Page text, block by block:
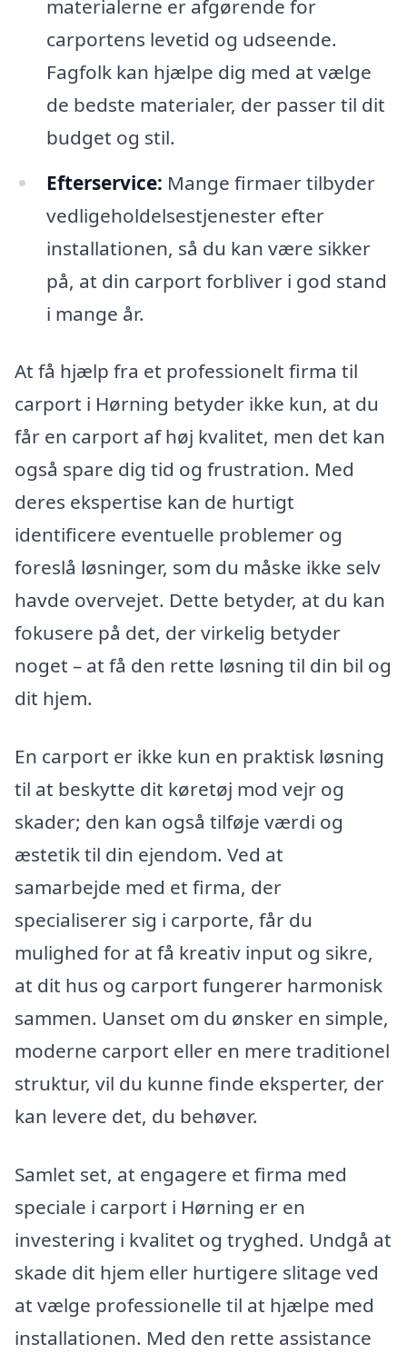
materialerne er afgørende for
carportens levetid og udseende.
Fagfolk kan hjælpe dig med at vælge
de bedste materialer, der passer til dit
budget og stil.
Efterservice: Mange firmaer tilbyder
vedligeholdelsestjenester efter
installationen, så du kan være sikker
på, at din carport forbliver i god stand
i mange år.
At få hjælp fra et professionelt firma til
carport i Hørning betyder ikke kun, at du
får en carport af høj kvalitet, men det kan
også spare dig tid og frustration. Med
deres ekspertise kan de hurtigt
identificere eventuelle problemer og
foreslå løsninger, som du måske ikke selv
havde overvejet. Dette betyder, at du kan
fokusere på det, der virkelig betyder
noget – at få den rette løsning til din bil og
dit hjem.
En carport er ikke kun en praktisk løsning
til at beskytte dit køretøj mod vejr og
skader; den kan også tilføje værdi og
æstetik til din ejendom. Ved at
samarbejde med et firma, der
specialiserer sig i carporte, får du
mulighed for at få kreativ input og sikre,
at dit hus og carport fungerer harmonisk
sammen. Uanset om du ønsker en simple,
moderne carport eller en mere traditionel
struktur, vil du kunne finde eksperter, der
kan levere det, du behøver.
Samlet set, at engagere et firma med
speciale i carport i Hørning er en
investering i kvalitet og tryghed. Undgå at
skade dit hjem eller hurtigere slitage ved
at vælge professionelle til at hjælpe med
installationen. Med den rette assistance